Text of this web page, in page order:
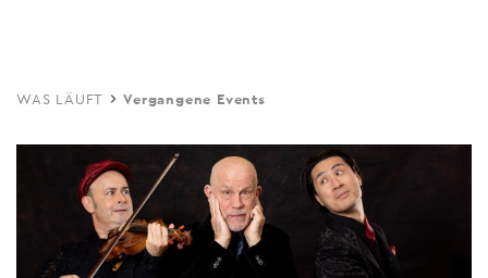
main
WAS LÄUFT Vergangene Events